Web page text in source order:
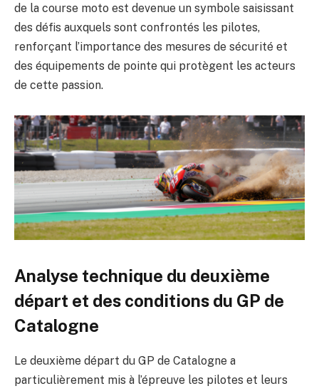
de la course moto est devenue un symbole saisissant
des défis auxquels sont confrontés les pilotes,
renforçant l’importance des mesures de sécurité et
des équipements de pointe qui protègent les acteurs
de cette passion.
Analyse technique du deuxième
départ et des conditions du GP de
Catalogne
Le deuxième départ du GP de Catalogne a
particulièrement mis à l’épreuve les pilotes et leurs